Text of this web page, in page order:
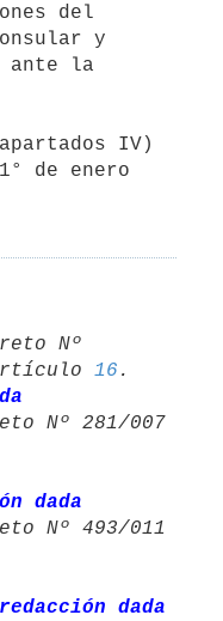
del
y
ante la
de enero
Nº
16 .
Nº 281/007
dada
Nº 493/011
redacción dada